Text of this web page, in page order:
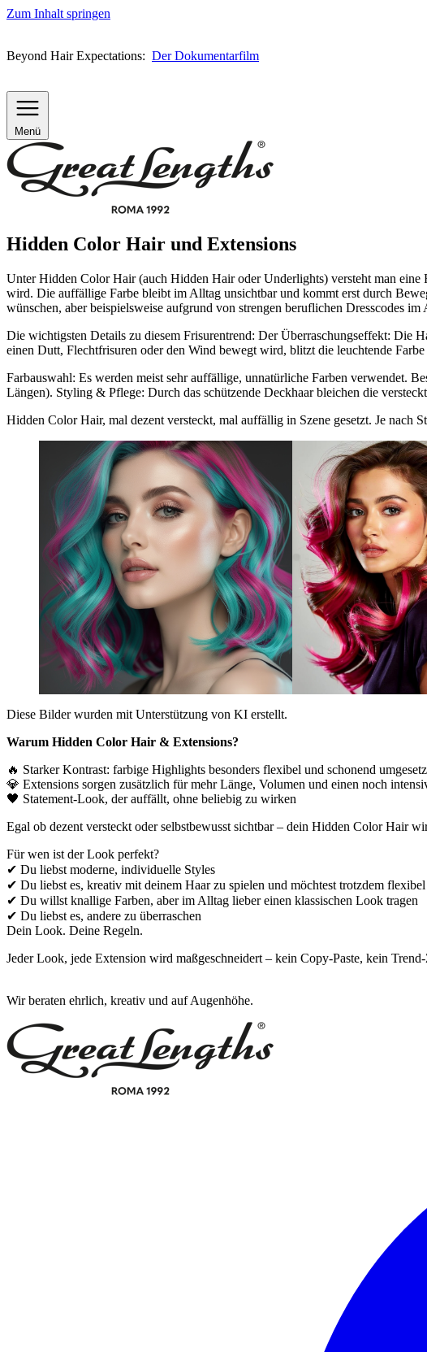
Zum Inhalt springen
Beyond Hair Expectations: Der Dokumentarfilm
Menü
Hidden Color Hair und Extensions
Unter Hidden Color Hair (auch Hidden Hair oder Underlights) versteht man eine
wird. Die auffällige Farbe bleibt im Alltag unsichtbar und kommt erst durch
wünschen, aber beispielsweise aufgrund von strengen beruflichen Dresscodes
Die wichtigsten Details zu diesem Frisurentrend: Der Überraschungseffekt: Die
einen Dutt, Flechtfrisuren oder den Wind bewegt wird, blitzt die leuchtende Farbe
Farbauswahl: Es werden meist sehr auffällige, unnatürliche Farben verwendet.
Längen). Styling & Pflege: Durch das schützende Deckhaar bleichen die
Hidden Color Hair, mal dezent versteckt, mal auffällig in Szene gesetzt. Je
Diese Bilder wurden mit Unterstützung von KI erstellt.
Warum Hidden Color Hair & Extensions?
🔥 Starker Kontrast: farbige Highlights besonders flexibel und schonend
💎 Extensions sorgen zusätzlich für mehr Länge, Volumen und einen noch
🖤 Statement-Look, der auffällt, ohne beliebig zu wirken
Egal ob dezent versteckt oder selbstbewusst sichtbar – dein Hidden Color Hair
Für wen ist der Look perfekt?
✔ Du liebst moderne, individuelle Styles
✔ Du liebst es, kreativ mit deinem Haar zu spielen und möchtest trotzdem
✔ Du willst knallige Farben, aber im Alltag lieber einen klassischen Look tragen
✔ Du liebst es, andere zu überraschen
Dein Look. Deine Regeln.
Jeder Look, jede Extension wird maßgeschneidert – kein Copy-Paste, kein
Wir beraten ehrlich, kreativ und auf Augenhöhe.